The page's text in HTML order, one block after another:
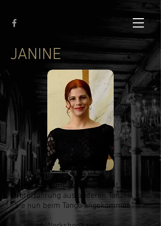
JANINE
Janine kommt aus Witten. Mit viel
Vorerfahrung aus anderenTänzen, ist
sie nun beim Tango angekommen.